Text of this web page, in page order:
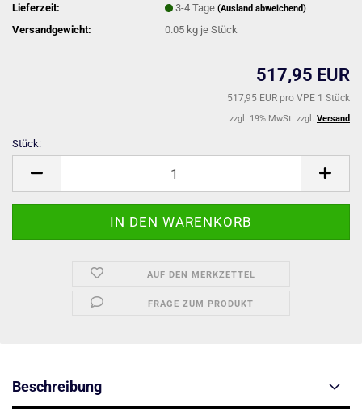
Lieferzeit:
3-4 Tage(Ausland abweichend)
Versandgewicht: 0.05 kg je Stück
517,95 EUR
517,95 EUR pro VPE 1 Stück
zzgl. 19% MwSt. zzgl. Versand
Stück:
AUF DEN MERKZETTEL
FRAGE ZUM PRODUKT
Beschreibung